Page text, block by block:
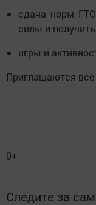
сдача норм
силы и
игры и
Приглашаются
0+
Следите за